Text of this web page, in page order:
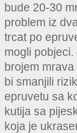
bude 20-30
problem iz
trcat po
mogli
brojem
bi smanjili
epruvetu sa
kutija sa
koja je